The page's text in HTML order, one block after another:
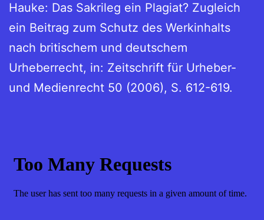
Hauke: Das Sakrileg ein Plagiat? Zugleich
ein Beitrag zum Schutz des Werkinhalts
nach britischem und deutschem
Urheberrecht, in: Zeitschrift für Urheber-
und Medienrecht 50 (2006), S. 612-619.